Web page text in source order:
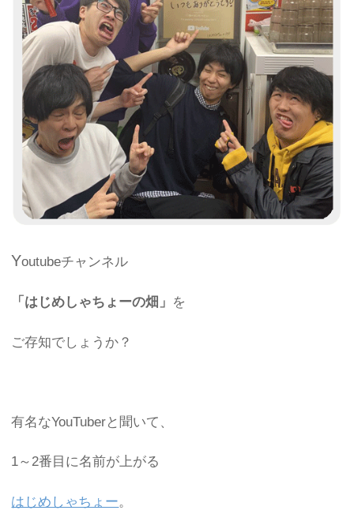
Youtubeチャンネル
「はじめしゃちょーの畑」 を
ご存知でしょうか？
有名なYouTuberと聞いて、
1～2番目に名前が上がる
はじめしゃちょー。